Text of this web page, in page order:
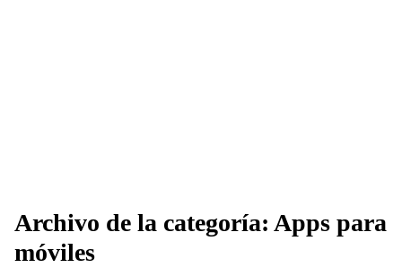
Archivo de la categoría: Apps para
móviles